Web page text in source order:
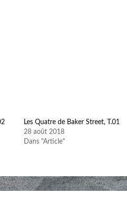
Les Quatre de Baker Street, T.01
28 août 2018
Dans "Article"